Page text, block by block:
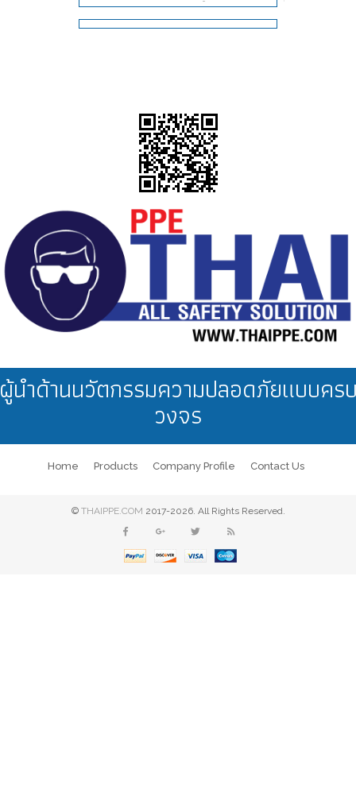
เน้นการสวมใส่
งานคลังสินค้า
นำด้านนวัตกรรมความปลอดภัยแบบคร
วงจร
Home Products Company Profile Contact Us
© THAIPPE.COM 2017-2026. All Rights Reserved.